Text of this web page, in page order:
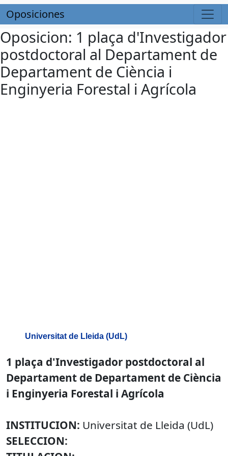
Oposiciones
Oposicion: 1 plaça d'Investigador
postdoctoral al Departament de
Departament de Ciència i
Enginyeria Forestal i Agrícola
Universitat de Lleida (UdL)
1 plaça d'Investigador postdoctoral al
Departament de Departament de Ciència
i Enginyeria Forestal i Agrícola
INSTITUCION: Universitat de Lleida (UdL)
SELECCION: